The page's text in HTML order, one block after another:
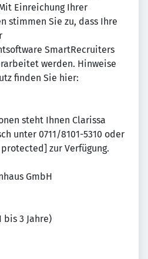
Einreichung Ihrer
stimmen Sie zu, dass Ihre
SmartRecruiters
werden. Hinweise
finden Sie hier:
steht Ihnen Clarissa
unter 0711/8101-5310 oder
zur Verfügung.
GmbH
bis 3 Jahre)